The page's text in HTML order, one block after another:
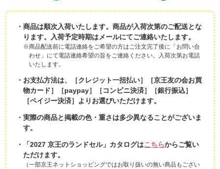
商品は順次入荷いたします。商品が入荷次第のご配送とな
ります。入荷予定時期はメールにてご連絡いたします。
※商品配送前に電話連絡をご希望の方はご注文完了後に「お問い合
わせ」にて電話連絡希望の旨をご連絡ください。入荷次第お電話
いたします。
お支払方法は、［クレジット一括払い］［京王友の会お買
物カード］［paypay］［コンビニ決済］［銀行振込］
［ペイジー決済］よりお選びいただけます。
実際の商品と掲載の色・重さは多少異なることがございま
す。
「2027 京王のランドセル」カタログはこちらからご覧い
ただけます。
（一部京王ネットショッピングではお取り扱いの無い商品もござい